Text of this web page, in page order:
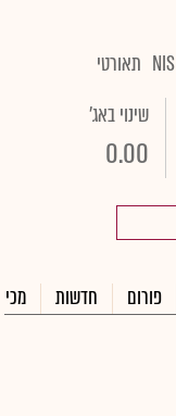
NIS תאורטי
שינוי באג'
0.00
פורום חדשות